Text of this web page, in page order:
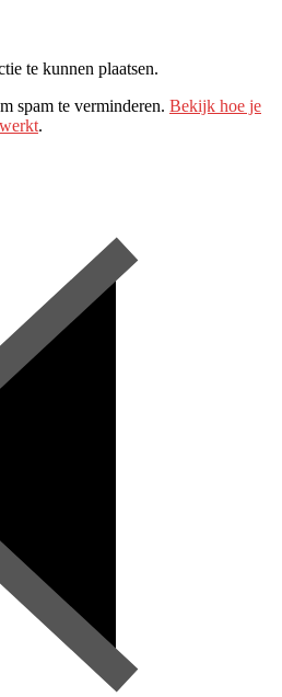
te kunnen plaatsen.
spam te verminderen. Bekijk hoe je
.